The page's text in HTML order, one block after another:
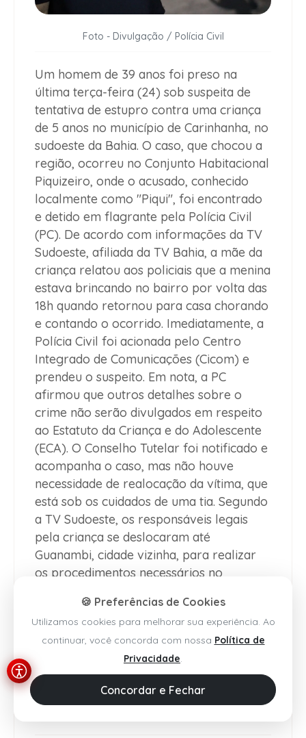
Foto - Divulgação / Polícia Civil
Um homem de 39 anos foi preso na
última terça-feira (24) sob suspeita de
tentativa de estupro contra uma criança
de 5 anos no município de Carinhanha, no
sudoeste da Bahia. O caso, que chocou a
região, ocorreu no Conjunto Habitacional
Piquizeiro, onde o acusado, conhecido
localmente como "Piqui", foi encontrado
e detido em flagrante pela Polícia Civil
(PC). De acordo com informações da TV
Sudoeste, afiliada da TV Bahia, a mãe da
criança relatou aos policiais que a menina
estava brincando no bairro por volta das
18h quando retornou para casa chorando
e contando o ocorrido. Imediatamente, a
Polícia Civil foi acionada pelo Centro
Integrado de Comunicações (Cicom) e
prendeu o suspeito. Em nota, a PC
afirmou que outros detalhes sobre o
crime não serão divulgados em respeito
ao Estatuto da Criança e do Adolescente
(ECA). O Conselho Tutelar foi notificado e
acompanha o caso, mas não houve
necessidade de realocação da vítima, que
está sob os cuidados de uma tia. Segundo
a TV Sudoeste, os responsáveis legais
pela criança se deslocaram até
Guanambi, cidade vizinha, para realizar
os procedimentos necessários no
Enquanto isso, o suspeito permanece
preso na Delegacia Territorial de
Guanambi e aguarda audiência de
custódia. Caso a prisão seja mantida pela
Justiça, ele será transferido para o
Conjunto Penal de Brumado, também
🍪 Preferências de Cookies
Utilizamos cookies para melhorar sua experiência. Ao
continuar, você concorda com nossa Política de
Privacidade.
Concordar e Fechar